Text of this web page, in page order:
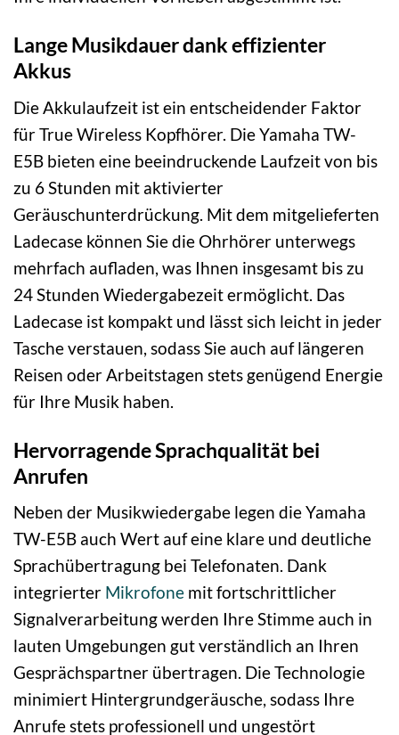
Lange Musikdauer dank effizienter
Akkus
Die Akkulaufzeit ist ein entscheidender Faktor
für True Wireless Kopfhörer. Die Yamaha TW-
E5B bieten eine beeindruckende Laufzeit von bis
zu 6 Stunden mit aktivierter
Geräuschunterdrückung. Mit dem mitgelieferten
Ladecase können Sie die Ohrhörer unterwegs
mehrfach aufladen, was Ihnen insgesamt bis zu
24 Stunden Wiedergabezeit ermöglicht. Das
Ladecase ist kompakt und lässt sich leicht in jeder
Tasche verstauen, sodass Sie auch auf längeren
Reisen oder Arbeitstagen stets genügend Energie
für Ihre Musik haben.
Hervorragende Sprachqualität bei
Anrufen
Neben der Musikwiedergabe legen die Yamaha
TW-E5B auch Wert auf eine klare und deutliche
Sprachübertragung bei Telefonaten. Dank
integrierter Mikrofone mit fortschrittlicher
Signalverarbeitung werden Ihre Stimme auch in
lauten Umgebungen gut verständlich an Ihren
Gesprächspartner übertragen. Die Technologie
minimiert Hintergrundgeräusche, sodass Ihre
Anrufe stets professionell und ungestört